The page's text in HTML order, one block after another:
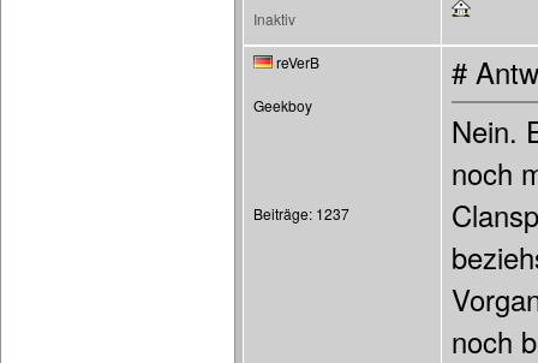
Inaktiv
reVerB
Geekboy
Beiträge: 1237
#
Nein.
noch
noch